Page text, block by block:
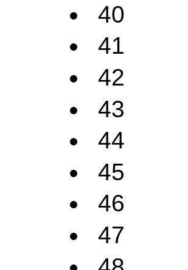
40
41
42
43
44
45
46
47